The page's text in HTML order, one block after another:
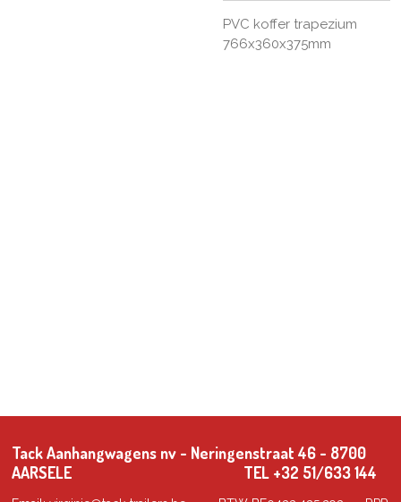
PVC koffer trapezium
766x360x375mm
Tack Aanhangwagens nv - Neringenstraat 46 - 8700
AARSELE TEL +32 51/633 144